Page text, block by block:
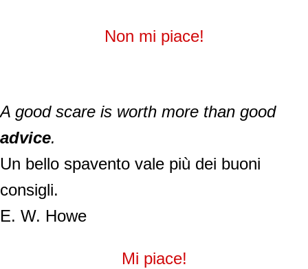
Non mi piace!
A good scare is worth more than good
advice.
Un bello spavento vale più dei buoni
consigli.
E. W. Howe
Mi piace!